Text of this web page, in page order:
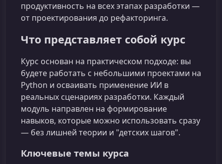
продуктивность на всех этапах разработки —
от проектирования до рефакторинга.
Что представляет собой курс
Курс основан на практическом подходе: вы
будете работать с небольшими проектами на
Python и осваивать применение ИИ в
реальных сценариях разработки. Каждый
модуль направлен на формирование
навыков, которые можно использовать сразу
— без лишней теории и "детских шагов".
Ключевые темы курса